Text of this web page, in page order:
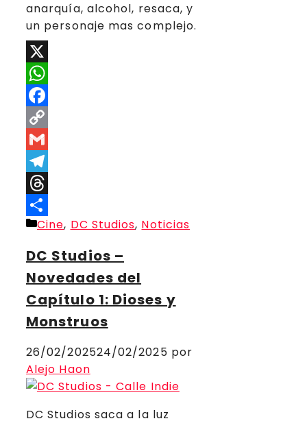
anarquía, alcohol, resaca, y
un personaje mas complejo.
X
WhatsApp
Facebook
Copy
Link
Gmail
Telegram
Threads
Compartir
Categorías
Cine, DC Studios, Noticias
DC Studios –
Novedades del
Capítulo 1: Dioses y
Monstruos
26/02/202524/02/2025 por
Alejo Haon
DC Studios saca a la luz